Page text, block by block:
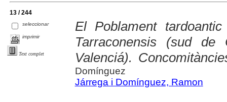
13 / 244
seleccionar
imprimir
Text complet
El Poblament
Tarraconensis (sud
Valenciá).
Domínguez
Járrega i Domínguez, Ramon